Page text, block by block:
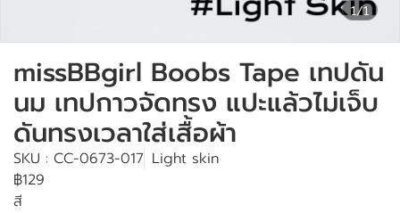
1/1
missBBgirl Boobs Tape เทปดัน
นม เทปกาวจัดทรง แปะแล้วไม่เจ็บ
ดันทรงเวลาใส่เสื้อผ้า
SKU : CC-0673-017 Light skin
฿129
สี